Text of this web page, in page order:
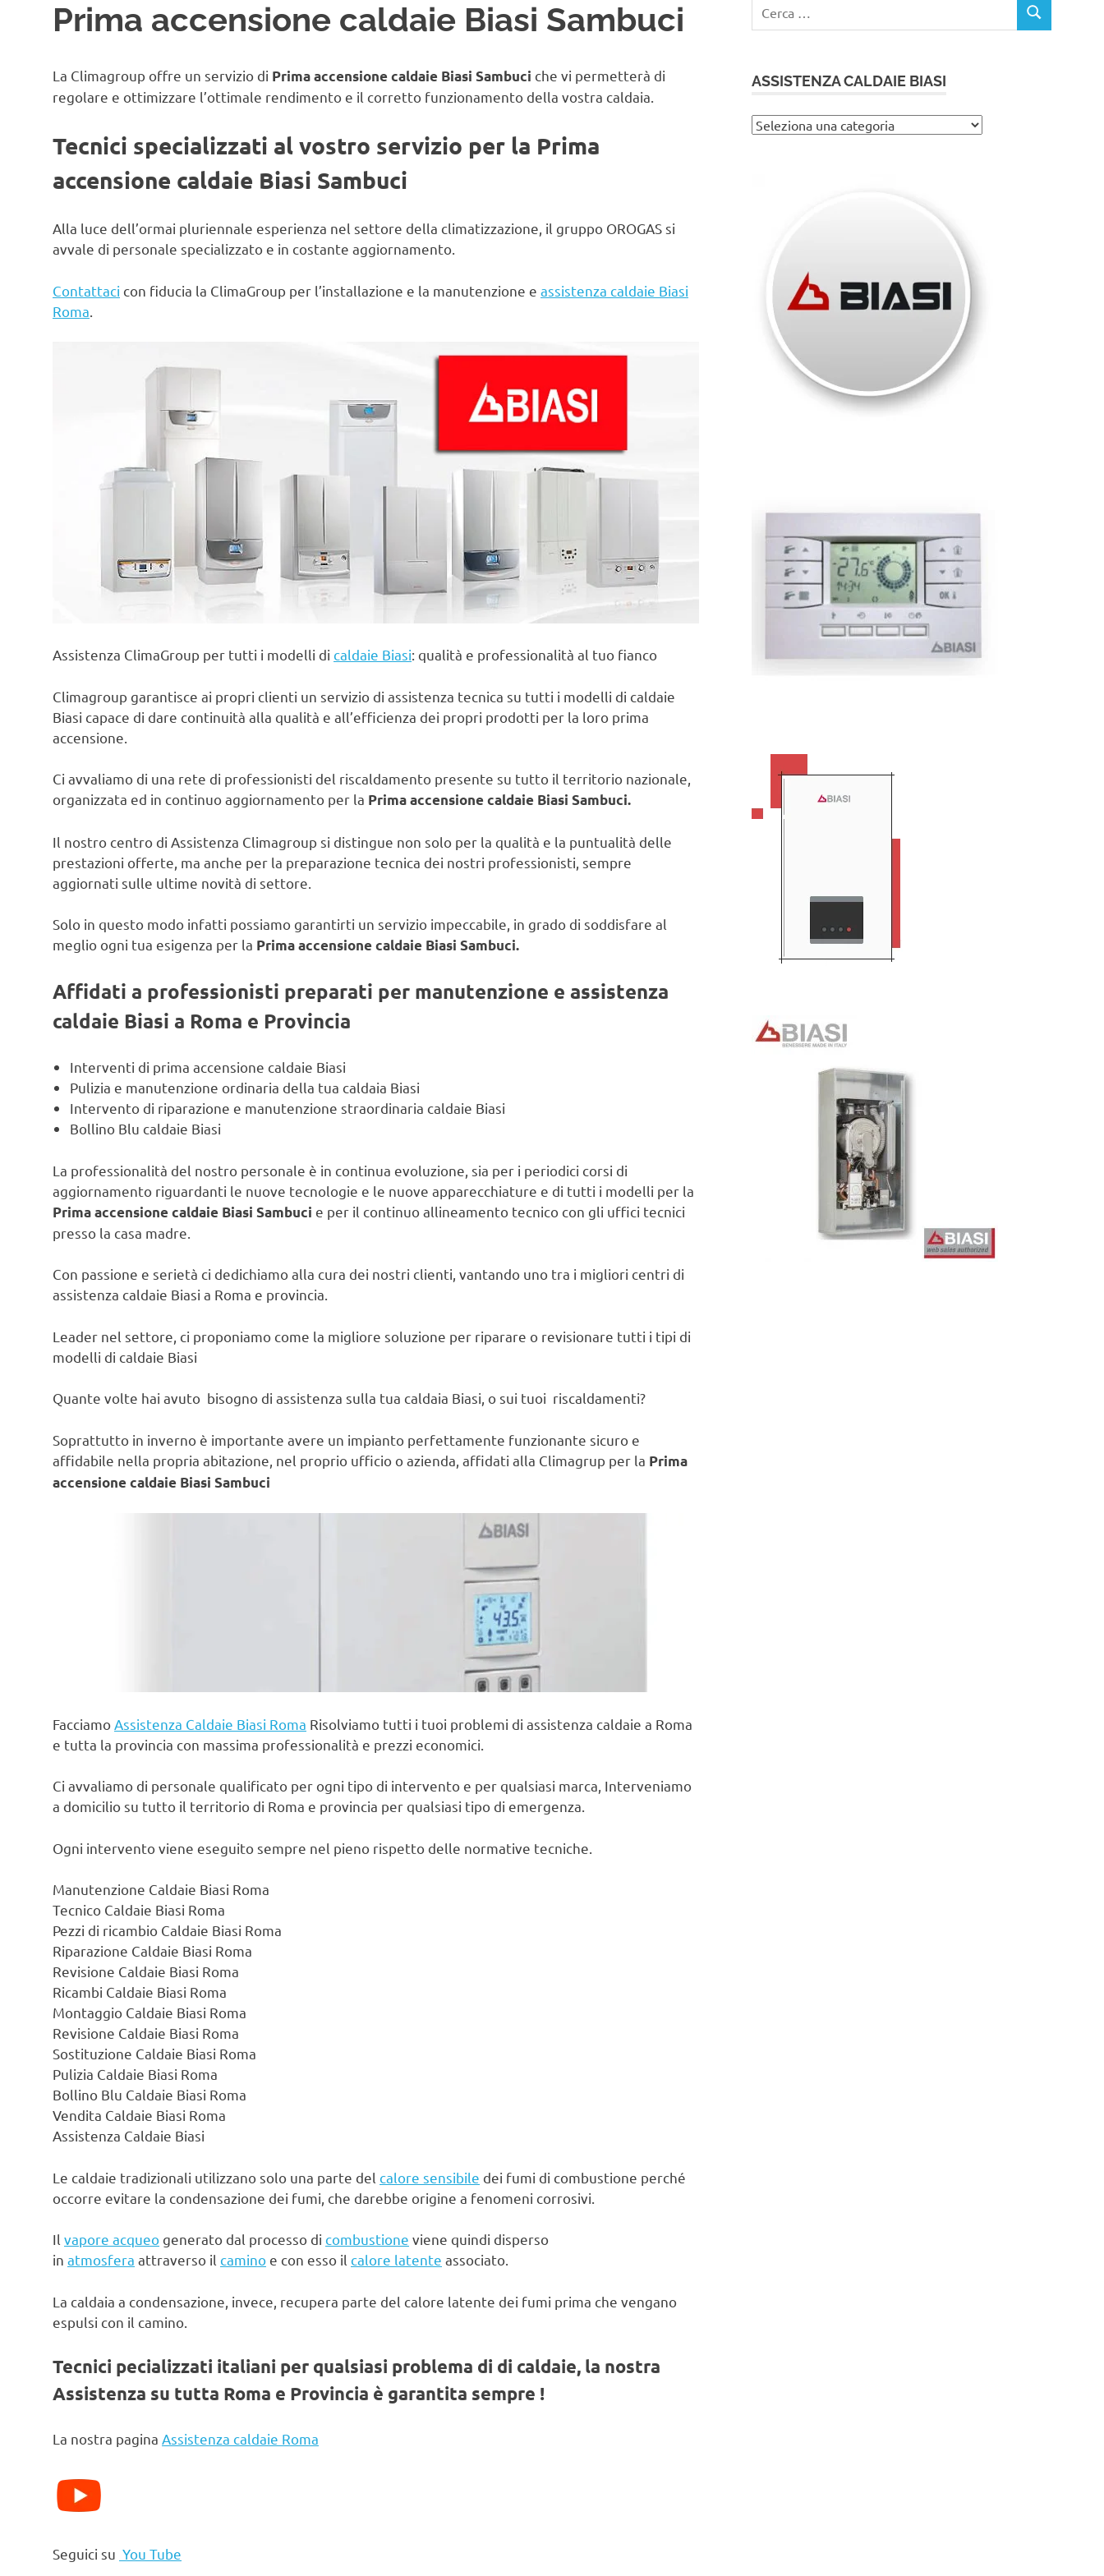
Prima accensione caldaie Biasi Sambuci
La Climagroup offre un servizio di Prima accensione caldaie Biasi Sambuci che vi permetterà di
regolare e ottimizzare l’ottimale rendimento e il corretto funzionamento della vostra caldaia.
Tecnici specializzati al vostro servizio per la Prima
accensione caldaie Biasi Sambuci
Alla luce dell’ormai pluriennale esperienza nel settore della climatizzazione, il gruppo OROGAS si
avvale di personale specializzato e in costante aggiornamento.
Contattaci con fiducia la ClimaGroup per l’installazione e la manutenzione e assistenza caldaie Biasi
Roma
Assistenza ClimaGroup per tutti i modelli di caldaie Biasi: qualità e professionalità al tuo fianco
Climagroup garantisce ai propri clienti un servizio di assistenza tecnica su tutti i modelli di caldaie
Biasi capace di dare continuità alla qualità e all’efficienza dei propri prodotti per la loro prima
accensione.
Ci avvaliamo di una rete di professionisti del riscaldamento presente su tutto il territorio nazionale,
organizzata ed in continuo aggiornamento per la Prima accensione caldaie Biasi Sambuci.
Il nostro centro di Assistenza Climagroup si distingue non solo per la qualità e la puntualità delle
prestazioni offerte, ma anche per la preparazione tecnica dei nostri professionisti, sempre
aggiornati sulle ultime novità di settore.
Solo in questo modo infatti possiamo garantirti un servizio impeccabile, in grado di soddisfare al
meglio ogni tua esigenza per la Prima accensione caldaie Biasi Sambuci.
Affidati a professionisti preparati per manutenzione e assistenza
caldaie Biasi a Roma e Provincia
Interventi di prima accensione caldaie Biasi
Pulizia e manutenzione ordinaria della tua caldaia Biasi
Intervento di riparazione e manutenzione straordinaria caldaie Biasi
Bollino Blu caldaie Biasi
La professionalità del nostro personale è in continua evoluzione, sia per i periodici corsi di
aggiornamento riguardanti le nuove tecnologie e le nuove apparecchiature e di tutti i modelli per la
Prima accensione caldaie Biasi Sambuci e per il continuo allineamento tecnico con gli uffici tecnici
presso la casa madre.
Con passione e serietà ci dedichiamo alla cura dei nostri clienti, vantando uno tra i migliori centri di
assistenza caldaie Biasi a Roma e provincia.
Leader nel settore, ci proponiamo come la migliore soluzione per riparare o revisionare tutti i tipi di
modelli di caldaie Biasi
Quante volte hai avuto bisogno di assistenza sulla tua caldaia Biasi, o sui tuoi riscaldamenti?
Soprattutto in inverno è importante avere un impianto perfettamente funzionante sicuro e
affidabile nella propria abitazione, nel proprio ufficio o azienda, affidati alla Climagrup per la Prima
accensione caldaie Biasi Sambuci
Facciamo Assistenza Caldaie Biasi Roma Risolviamo tutti i tuoi problemi di assistenza caldaie a Roma
e tutta la provincia con massima professionalità e prezzi economici.
Ci avvaliamo di personale qualificato per ogni tipo di intervento e per qualsiasi marca, Interveniamo
a domicilio su tutto il territorio di Roma e provincia per qualsiasi tipo di emergenza.
Ogni intervento viene eseguito sempre nel pieno rispetto delle normative tecniche.
Manutenzione Caldaie Biasi Roma
Tecnico Caldaie Biasi Roma
Pezzi di ricambio Caldaie Biasi Roma
Riparazione Caldaie Biasi Roma
Revisione Caldaie Biasi Roma
Ricambi Caldaie Biasi Roma
Montaggio Caldaie Biasi Roma
Revisione Caldaie Biasi Roma
Sostituzione Caldaie Biasi Roma
Pulizia Caldaie Biasi Roma
Bollino Blu Caldaie Biasi Roma
Vendita Caldaie Biasi Roma
Assistenza Caldaie Biasi
Le caldaie tradizionali utilizzano solo una parte del calore sensibile dei fumi di combustione perché
occorre evitare la condensazione dei fumi, che darebbe origine a fenomeni corrosivi.
Il vapore acqueo generato dal processo di combustione viene quindi disperso
in atmosfera attraverso il camino e con esso il calore latente associato.
La caldaia a condensazione, invece, recupera parte del calore latente dei fumi prima che vengano
espulsi con il camino.
Tecnici pecializzati italiani per qualsiasi problema di di caldaie, la nostra
Assistenza su tutta Roma e Provincia è garantita sempre !
La nostra pagina Assistenza caldaie Roma
Seguici su You Tube
per:
CERCA
ASSISTENZA CALDAIE BIASI
Assistenza